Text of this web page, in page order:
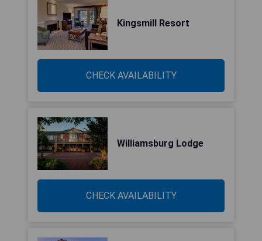
Kingsmill Resort
CHECK AVAILABILITY
Williamsburg Lodge
CHECK AVAILABILITY